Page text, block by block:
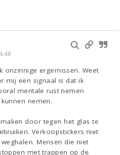
onzinnige ergernissen. Weet
mij een signaal is dat ik
mentale rust nemen
nemen.
door tegen het glas te
Verkoopstickers niet
Mensen die niet
met trappen op de